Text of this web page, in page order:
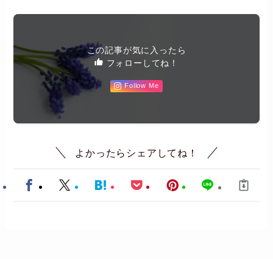
この記事が気に入ったら
フォローしてね！
Follow Me
よかったらシェアしてね！